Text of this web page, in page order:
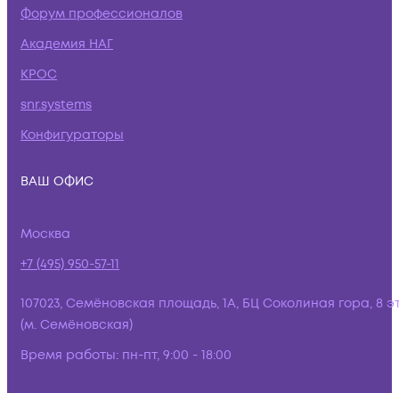
Форум профессионалов
Академия НАГ
КРОС
snr.systems
Конфигураторы
ВАШ ОФИС
Москва
+7 (495) 950-57-11
107023, Семёновская площадь, 1А, БЦ Соколиная гора, 8
(м. Семёновская)
Время работы: пн-пт, 9:00 - 18:00